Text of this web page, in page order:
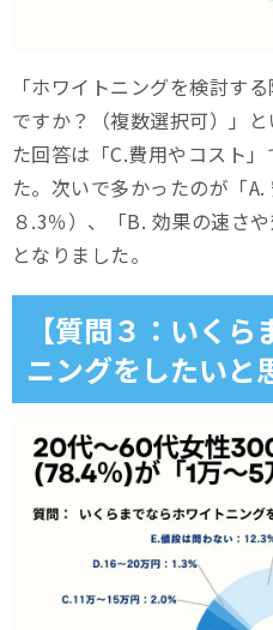
「ホワイトニングを検討す
ですか？（複数選択可）」
た回答は「C.費用やコスト
た。次いで多かったのが「
８.3％）、「B. 効果の速さ
となりました。
【質問３：いく
ニングをしたいと